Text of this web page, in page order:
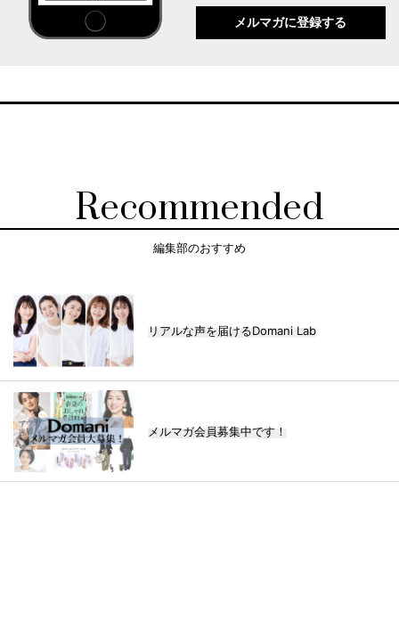
メルマガに登録する
Recommended
編集部のおすすめ
リアルな声を届けるDomani Lab
メルマガ会員募集中です！